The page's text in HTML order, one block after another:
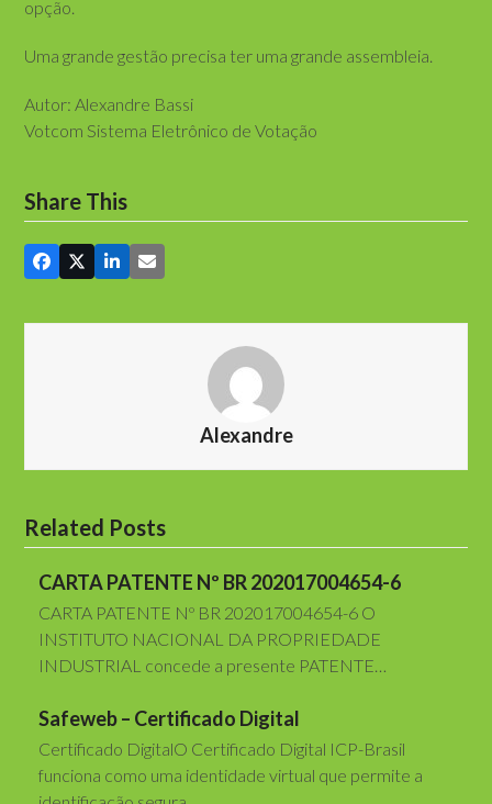
opção.
Uma grande gestão precisa ter uma grande assembleia.
Autor: Alexandre Bassi
Votcom Sistema Eletrônico de Votação
Share This
Alexandre
Related Posts
CARTA PATENTE Nº BR 202017004654-6
CARTA PATENTE Nº BR 202017004654-6 O
INSTITUTO NACIONAL DA PROPRIEDADE
INDUSTRIAL concede a presente PATENTE…
Safeweb – Certificado Digital
Certificado DigitalO Certificado Digital ICP-Brasil
funciona como uma identidade virtual que permite a